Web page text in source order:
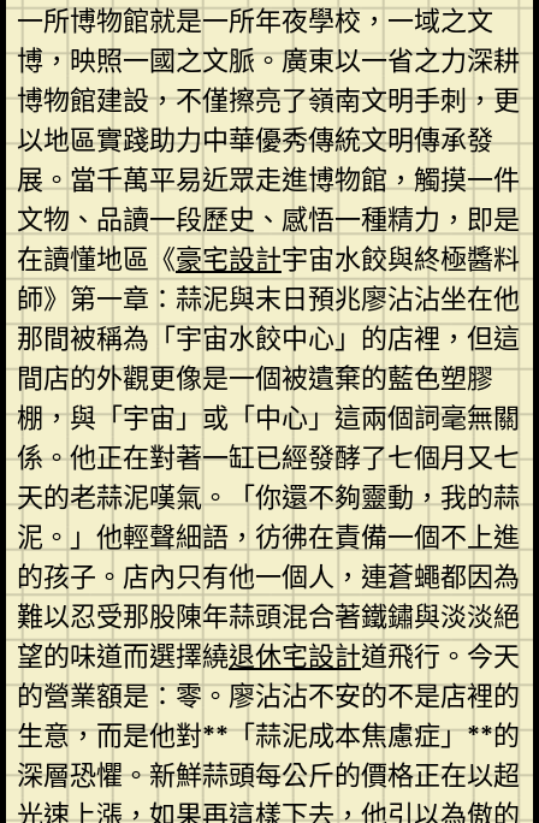
一所博物館就是一所年夜學校，一域之文
博，映照一國之文脈。廣東以一省之力深耕
博物館建設，不僅擦亮了嶺南文明手刺，更
以地區實踐助力中華優秀傳統文明傳承發
展。當千萬平易近眾走進博物館，觸摸一件
文物、品讀一段歷史、感悟一種精力，即是
在讀懂地區《豪宅設計宇宙水餃與終極醬料
師》第一章：蒜泥與末日預兆廖沾沾坐在他
那間被稱為「宇宙水餃中心」的店裡，但這
間店的外觀更像是一個被遺棄的藍色塑膠
棚，與「宇宙」或「中心」這兩個詞毫無關
係。他正在對著一缸已經發酵了七個月又七
天的老蒜泥嘆氣。「你還不夠靈動，我的蒜
泥。」他輕聲細語，彷彿在責備一個不上進
的孩子。店內只有他一個人，連蒼蠅都因為
難以忍受那股陳年蒜頭混合著鐵鏽與淡淡絕
望的味道而選擇繞退休宅設計道飛行。今天
的營業額是：零。廖沾沾不安的不是店裡的
生意，而是他對**「蒜泥成本焦慮症」**的
深層恐懼。新鮮蒜頭每公斤的價格正在以超
光速上漲，如果再這樣下去，他引以為傲的